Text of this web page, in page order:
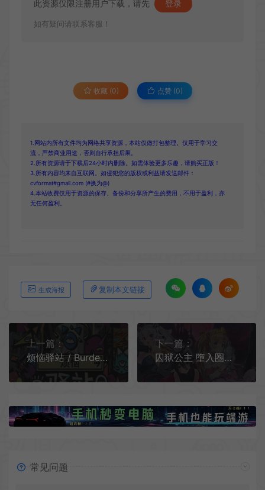
此资源仅限注册用户下载，请先 登录
如有疑问请联系客服！
收藏 (0) 点赞 (0)
1.网站内所有文件均为网络共享资源，本站仅做打包整理。仅用于学习交
流，严禁商业用途，否则自行承担后果。
2.所有资源请于下载后24小时内删除。如需体验更多乐趣，请购买正版！
3.所有内容均来自互联网。如侵犯您的版权或利益请发送邮件：
cvformat#gmail.com (#换为@)
4.本站收费仅用于资源的保存、备份和分享所产生的费用，不用于盈利，亦
无任何盈利。
生成海报 复制本文链接
上一篇：
烦恼驿站 / Burden Street Station 超现实叙事冒险游戏
下一篇：
囚狱公主 墮入圈套的少女们 / Prison Princess Trapped Allure 冒险解谜游戏
常见问题